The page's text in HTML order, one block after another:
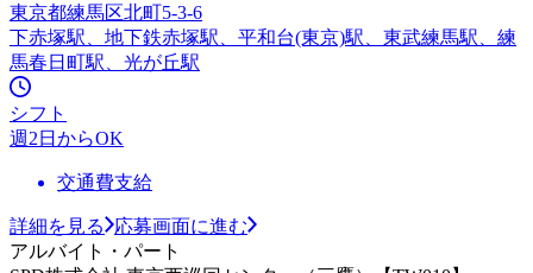
東京都練馬区北町5-3-6
下赤塚駅、地下鉄赤塚駅、平和台(東京)駅、東武練馬駅、練
馬春日町駅、光が丘駅
シフト
週2日からOK
交通費支給
詳細を見る
応募画面に進む
アルバイト・パート